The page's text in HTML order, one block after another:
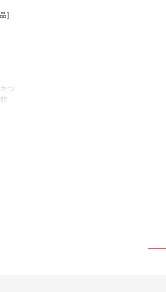
]
つ